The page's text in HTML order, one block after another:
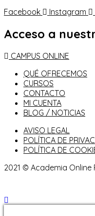
Facebook
Instagram
Acceso a
CAMPUS ONLINE
QUÉ OFRECEMOS
CURSOS
CONTACTO
MI CUENTA
BLOG / NOTICIAS
AVISO LEGAL
POLÍTICA DE
POLÍTICA DE
2021 © Academia